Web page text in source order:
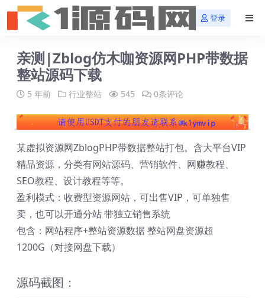
登录
亲测|Zblog仿木咖资源网PHP带数据
整站源码下载
5 年前 行业整站 545 0条评论
某虚拟资源网ZblogPHP带数据整站打包。含大平台VIP
精品资源，分类有网站源码、营销软件、网赚教程、
SEO教程、设计教程等等。
盈利模式：收费型资源网站，可出售VIP，可单独售
卖，也可以开通分站 带独立销售系统
包含：网站程序+整站资源数据 整站网盘资源超
1200G（对接网盘下载）
源码截图：